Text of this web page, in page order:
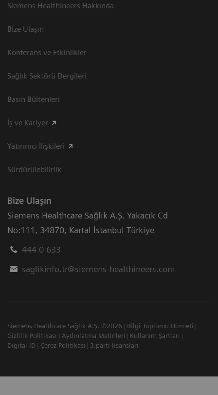
Siemens Healthineers Hakkında
Bize Ulaşın
Konferans ve Etkinlikler
Sağlık Sektörü Dergileri
Basın Bültenleri
İş ve Kariyer
Yatırımcı İlişkileri
Sürdürülebilirlik
Bize Ulaşın
Siemens Healthcare Sağlık A.Ş. Yakacık Cd
No:111 , 34870, Kartal İstanbul Türkiye
444 0 633
saglikinfo.tr@siemens-healthineers.com
Siemens Healthcare Sağlık A.Ş. ©2026
Bilgi Toplumu Hizmeti
Gizlilik Politikası
Aydınlatma Metinleri
Kullanım Şartları
Digital ID
Çerez Politikası 3.parti lisansları